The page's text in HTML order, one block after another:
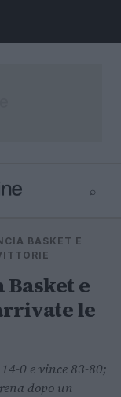
⌕
⌕
BASKET E
e
le
0 e vince 83-80;
dopo un